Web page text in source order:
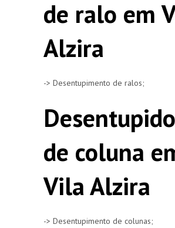
de ralo em
Alzira
-> Desentupimento de ralos;
de coluna
Vila Alzira
-> Desentupimento de colunas;